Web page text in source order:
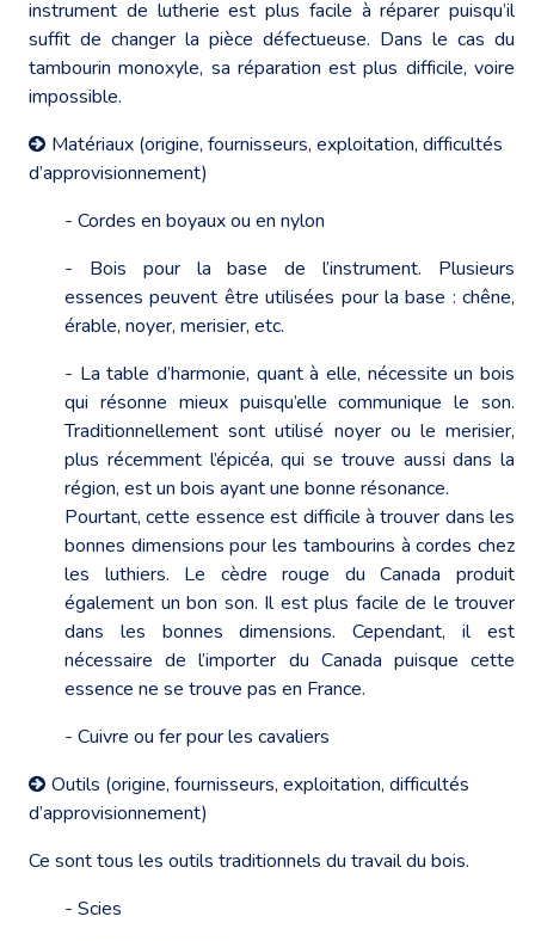
instrument de lutherie est plus facile à réparer puisqu’il
suffit de changer la pièce défectueuse. Dans le cas du
tambourin monoxyle, sa réparation est plus difficile, voire
impossible.
Matériaux (origine, fournisseurs, exploitation, difficultés
d’approvisionnement)
- Cordes en boyaux ou en nylon
- Bois pour la base de l’instrument. Plusieurs
essences peuvent être utilisées pour la base : chêne,
érable, noyer, merisier, etc.
- La table d’harmonie, quant à elle, nécessite un bois
qui résonne mieux puisqu’elle communique le son.
Traditionnellement sont utilisé noyer ou le merisier,
plus récemment l’épicéa, qui se trouve aussi dans la
région, est un bois ayant une bonne résonance.
Pourtant, cette essence est difficile à trouver dans les
bonnes dimensions pour les tambourins à cordes chez
les luthiers. Le cèdre rouge du Canada produit
également un bon son. Il est plus facile de le trouver
dans les bonnes dimensions. Cependant, il est
nécessaire de l’importer du Canada puisque cette
essence ne se trouve pas en France.
- Cuivre ou fer pour les cavaliers
Outils (origine, fournisseurs, exploitation, difficultés
d’approvisionnement)
Ce sont tous les outils traditionnels du travail du bois.
- Scies